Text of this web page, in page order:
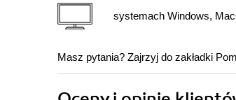
systemach Windows,
Masz pytania? Zajrzyj do zakładki